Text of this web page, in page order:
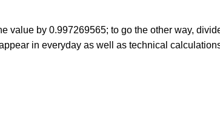
value by 0.997269565; to go the other way,
in everyday as well as technical